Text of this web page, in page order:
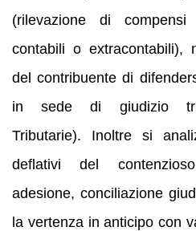
(rilevazione di
contabili o extracontabili),
del contribuente di
in sede di giudizio
Tributarie). Inoltre si
deflativi del
adesione, conciliazione
la vertenza in anticipo con